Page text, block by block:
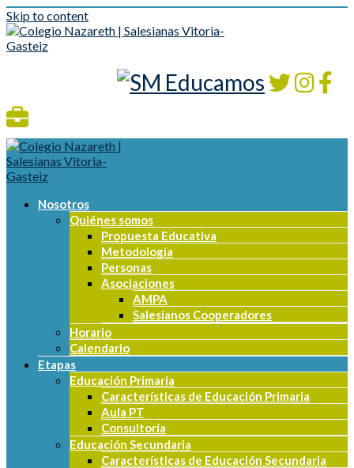
Skip to content
Nosotros
Quiénes somos
Propuesta Educativa
Metodología
Personas
Asociaciones
AMPA
Salesianos Cooperadores
Horario
Calendario
Etapas
Educación Primaria
Características de Educación Primaria
Aula PT
Consultoría
Educación Secundaria
Características de Educación Secundaria